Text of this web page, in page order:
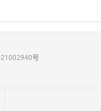
号